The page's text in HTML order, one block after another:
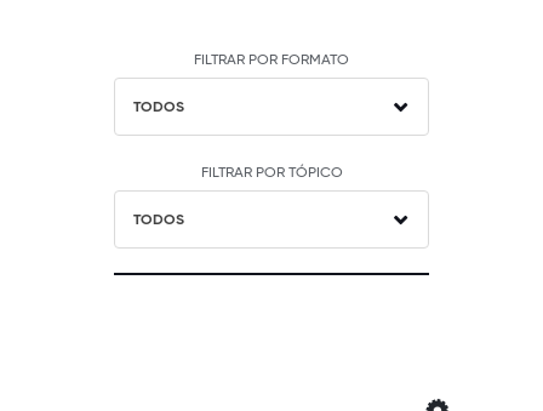
FILTRAR POR FORMATO
TODOS
FILTRAR POR TÓPICO
TODOS